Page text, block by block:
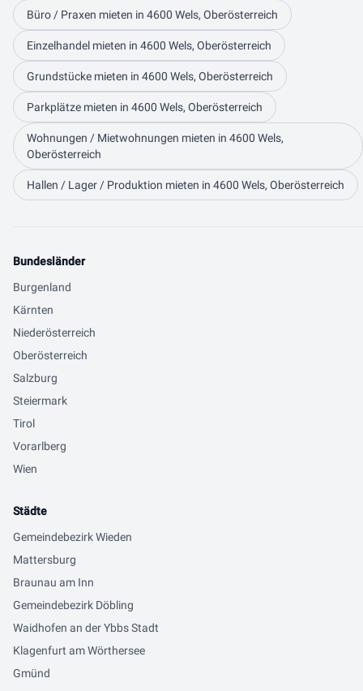
Büro / Praxen mieten in 4600 Wels, Oberösterreich
Einzelhandel mieten in 4600 Wels, Oberösterreich
Grundstücke mieten in 4600 Wels, Oberösterreich
Parkplätze mieten in 4600 Wels, Oberösterreich
Wohnungen / Mietwohnungen mieten in 4600 Wels,
Oberösterreich
Hallen / Lager / Produktion mieten in 4600 Wels, Oberösterreich
Bundesländer
Burgenland
Kärnten
Niederösterreich
Oberösterreich
Salzburg
Steiermark
Tirol
Vorarlberg
Wien
Städte
Gemeindebezirk Wieden
Mattersburg
Braunau am Inn
Gemeindebezirk Döbling
Waidhofen an der Ybbs Stadt
Klagenfurt am Wörthersee
Gmünd